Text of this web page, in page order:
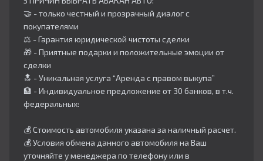
🤝 - только честный и прозрачный диалог с
покупателями
⚖️ - Гарантия юридической чистоты сделки
🎁 - Приятные подарки и положительные эмоции от
сделки
🔝 - Уникальная услуга “Аренда с правом выкупа”
🏦 - Индивидуальное предложение от 30 банков, в т.ч.
федеральных:
💰 Стоимость автомобиля указана за наличный расчет.
💰 Условия обмена данного автомобиля на Ваш
уточняйте у менеджера по телефону или в